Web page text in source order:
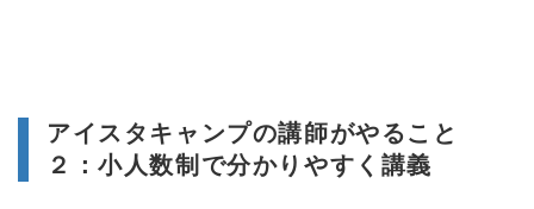
アイスタキャンプの講師がやること
２：小人数制で分かりやすく講義